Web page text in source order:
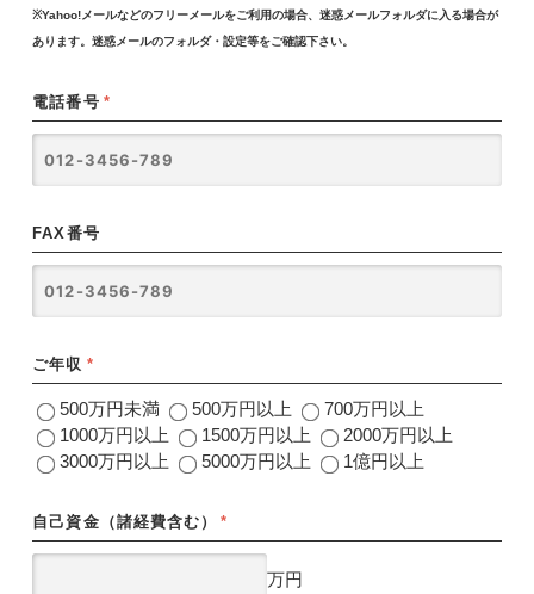
※Yahoo!メールなどのフリーメールをご利用の場合、迷惑メールフォルダに入る場合が
あります。迷惑メールのフォルダ・設定等をご確認下さい。
電話番号 *
FAX番号
ご年収 *
500万円未満 500万円以上
700万円以上
1000万円以上
1500万円以上
2000万円以上
3000万円以上
5000万円以上 1億円以上
自己資金（諸経費含む） *
万円